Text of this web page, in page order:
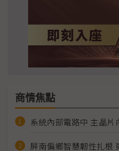
商情焦點
系統內部電路中 主晶
屏南偏鄉智慧韌性扎根